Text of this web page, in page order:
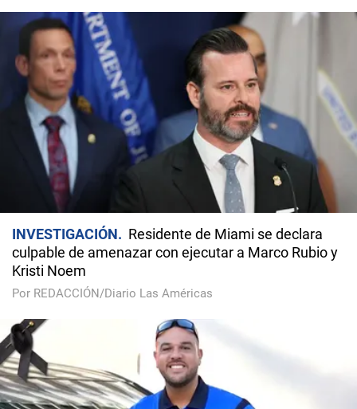
INVESTIGACIÓN
Residente de Miami se declara
culpable de amenazar con ejecutar a Marco Rubio y
Kristi Noem
Por REDACCIÓN/Diario Las Américas